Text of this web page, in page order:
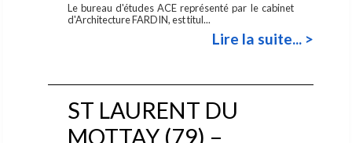
Le bureau d'études ACE représenté par le cabinet
d'Architecture FARDIN, est titul...
Lire la suite... >
ST LAURENT DU
MOTTAY (79) –